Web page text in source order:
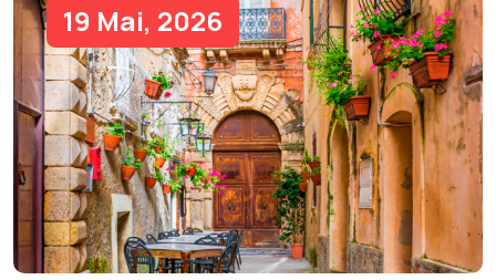
19 Mai, 2026